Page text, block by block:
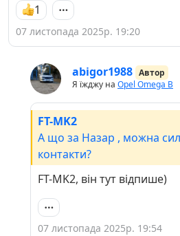
1
07 листопада 2025р. 19:20
abigor1988 Автор
Я їжджу на Opel Omega B
FT-MK2
А що за Назар , можна
контакти?
FT-MK2, він тут відпише)
07 листопада 2025р. 19:54